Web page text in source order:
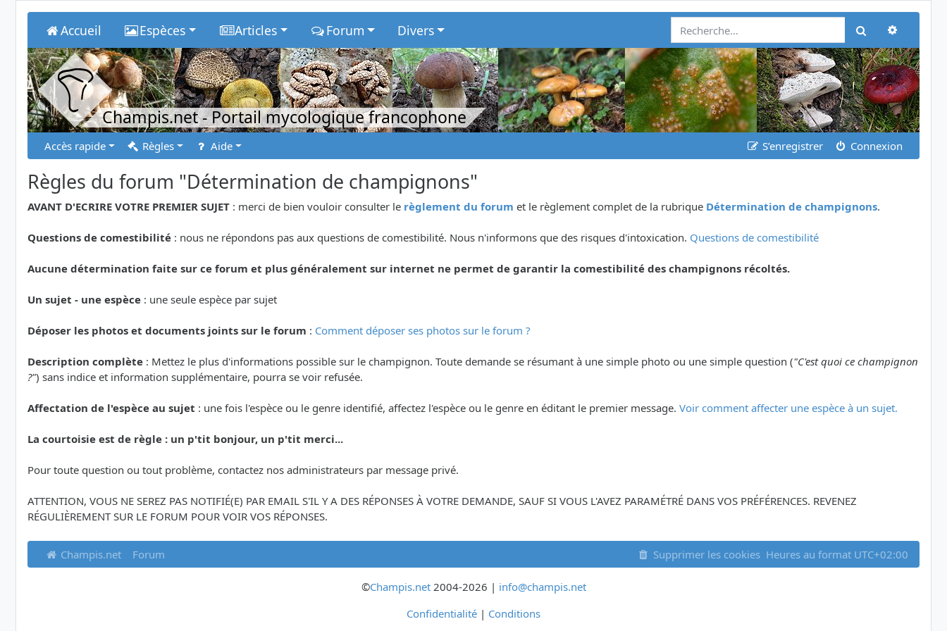
Accueil Espèces Articles Forum Divers Rechercher
Champis.net- Portail mycologique francophone
Accès rapide Règles Aide S’enregistrer Connexion
Règles du forum "Détermination de champignons"
AVANT D'ECRIRE VOTRE PREMIER SUJET : merci de bien vouloir consulter le règlement du forum et le règlement complet de la rubrique Détermination de champignons.
Questions de comestibilité : nous ne répondons pas aux questions de comestibilité. Nous n'informons que des risques d'intoxication. Questions de comestibilité
Aucune détermination faite sur ce forum et plus généralement sur internet ne permet de garantir la comestibilité des champignons récoltés.
Un sujet - une espèce : une seule espèce par sujet
Déposer les photos et documents joints sur le forum : Comment déposer ses photos sur le forum ?
Description complète : Mettez le plus d'informations possible sur le champignon. Toute demande se résumant à une simple photo ou une simple question ("C'est quoi ce champignon
?") sans indice et information supplémentaire, pourra se voir refusée.
Affectation de l'espèce au sujet : une fois l'espèce ou le genre identifié, affectez l'espèce ou le genre en éditant le premier message. Voir comment affecter une espèce à un sujet.
La courtoisie est de règle : un p'tit bonjour, un p'tit merci...
Pour toute question ou tout problème, contactez nos administrateurs par message privé.
ATTENTION, VOUS NE SEREZ PAS NOTIFIÉ(E) PAR EMAIL S'IL Y A DES RÉPONSES À VOTRE DEMANDE, SAUF SI VOUS L'AVEZ PARAMÉTRÉ DANS VOS PRÉFÉRENCES. REVENEZ
RÉGULIÈREMENT SUR LE FORUM POUR VOIR VOS RÉPONSES.
Champis.net Forum Supprimer les cookies Heures au format UTC+02:00
©Champis.net2004-2026 | info@champis.net
Confidentialité | Conditions